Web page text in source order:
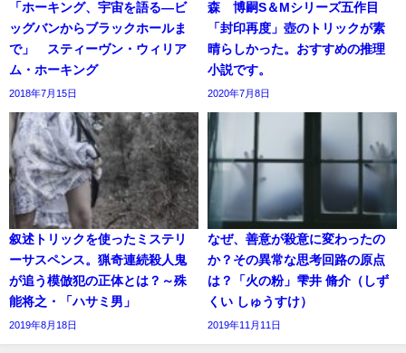
「ホーキング、宇宙を語る―ビ
ッグバンからブラックホールま
で」 スティーヴン・ウィリア
ム・ホーキング
2018年7月15日
森 博嗣S＆Mシリーズ五作目
「封印再度」壺のトリックが素
晴らしかった。おすすめの推理
小説です。
2020年7月8日
叙述トリックを使ったミステリ
ーサスペンス。猟奇連続殺人鬼
が追う模倣犯の正体とは？～殊
能将之・「ハサミ男」
2019年8月18日
なぜ、善意が殺意に変わったの
か？その異常な思考回路の原点
は？「火の粉」雫井 脩介（しず
くい しゅうすけ）
2019年11月11日